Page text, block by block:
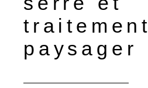
traitement
paysager